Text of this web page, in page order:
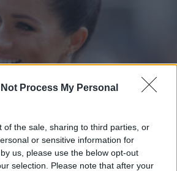
Not Process My Personal
of the sale, sharing to third parties, or
or sensitive information for
us, please use the below opt-out
selection. Please note that after your